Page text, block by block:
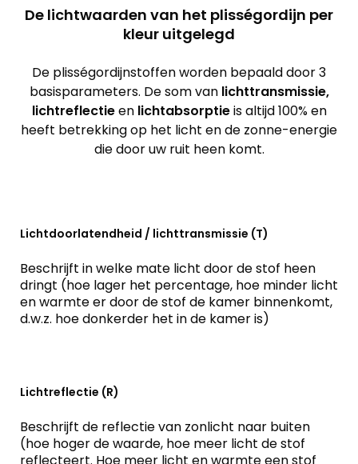
De lichtwaarden van het plisségordijn per
kleur uitgelegd
De plisségordijnstoffen worden bepaald door 3
basisparameters. De som van lichttransmissie,
lichtreflectieen lichtabsorptieis altijd 100% en
heeft betrekking op het licht en de zonne-energie
die door uw ruit heen komt.
Lichtdoorlatendheid / lichttransmissie (T)
Beschrijft in welke mate licht door de stof heen
dringt (hoe lager het percentage, hoe minder licht
en warmte er door de stof de kamer binnenkomt,
d.w.z. hoe donkerder het in de kamer is)
Lichtreflectie (R)
Beschrijft de reflectie van zonlicht naar buiten
(hoe hoger de waarde, hoe meer licht de stof